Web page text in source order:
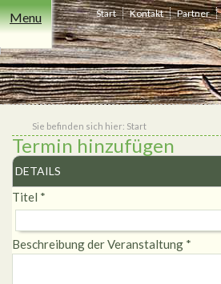
Menu
Freizeit
Übernachten
Events
Essen
&
Trinken
Niederrhein
Heiraten
Shop
Start Kontakt Partner
Sie befinden sich hier: Start
Termin hinzufügen
DETAILS
Titel *
Beschreibung der Veranstaltung *